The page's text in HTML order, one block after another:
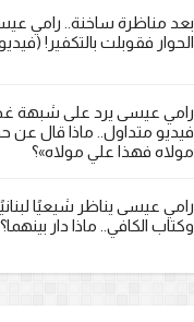
بعد مناظرة ساخنة.. رامي
الحوار فقوبلت بالتكفير!
رامي عيسى يرد على شبهة
فيديو متداول.. ماذا قال
مولاه فهذا علي مولاه»؟
رامي عيسى يناظر شيعيًا
وكتاب الكافي.. ماذا دار